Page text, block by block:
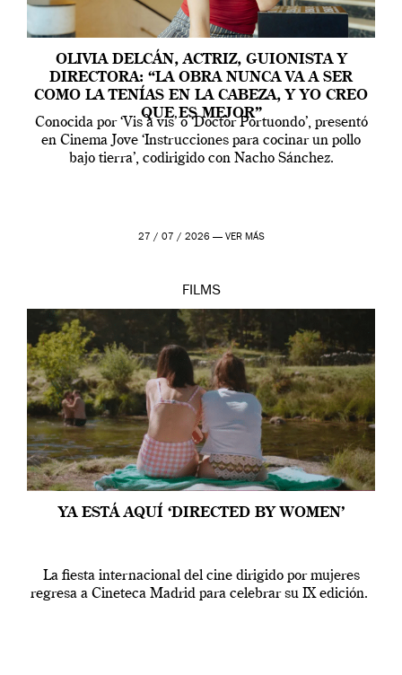
OLIVIA DELCÁN, ACTRIZ, GUIONISTA Y
DIRECTORA: “LA OBRA NUNCA VA A SER
COMO LA TENÍAS EN LA CABEZA, Y YO CREO
QUE ES MEJOR”
Conocida por ‘Vis a vis’ o ‘Doctor Portuondo’, presentó
en Cinema Jove ‘Instrucciones para cocinar un pollo
bajo tierra’, codirigido con Nacho Sánchez.
27 / 07 / 2026 — VER MÁS
FILMS
YA ESTÁ AQUÍ ‘DIRECTED BY WOMEN’
La fiesta internacional del cine dirigido por mujeres
regresa a Cineteca Madrid para celebrar su IX edición.